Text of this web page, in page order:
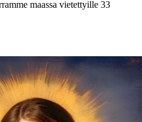
maassa vietettyille 33